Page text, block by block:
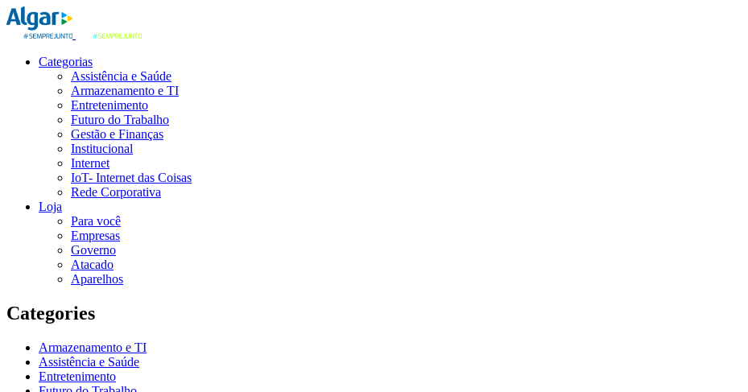
Categorias
Assistência e Saúde
Armazenamento e TI
Entretenimento
Futuro do Trabalho
Gestão e Finanças
Institucional
Internet
IoT- Internet das Coisas
Rede Corporativa
Loja
Para você
Empresas
Governo
Atacado
Aparelhos
Categories
Armazenamento e TI
Assistência e Saúde
Entretenimento